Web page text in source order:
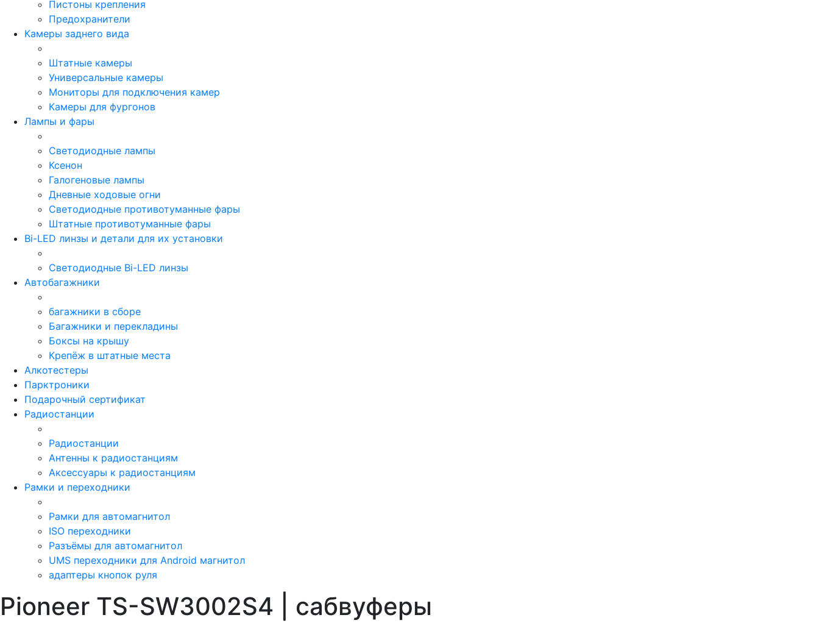
Пистоны крепления
Предохранители
Камеры заднего вида
Штатные камеры
Универсальные камеры
Мониторы для подключения камер
Камеры для фургонов
Лампы и фары
Светодиодные лампы
Ксенон
Галогеновые лампы
Дневные ходовые огни
Светодиодные противотуманные фары
Штатные противотуманные фары
Bi-LED линзы и детали для их установки
Светодиодные Bi-LED линзы
Автобагажники
багажники в сборе
Багажники и перекладины
Боксы на крышу
Крепёж в штатные места
Алкотестеры
Парктроники
Подарочный сертификат
Радиостанции
Радиостанции
Антенны к радиостанциям
Аксессуары к радиостанциям
Рамки и переходники
Рамки для автомагнитол
ISO переходники
Разъёмы для автомагнитол
UMS переходники для Android магнитол
адаптеры кнопок руля
Pioneer TS-SW3002S4 | сабвуферы